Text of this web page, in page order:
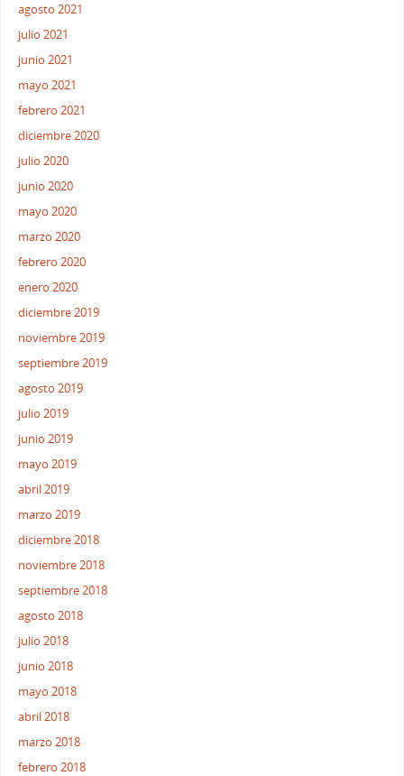
agosto 2021
julio 2021
junio 2021
mayo 2021
febrero 2021
diciembre 2020
julio 2020
junio 2020
mayo 2020
marzo 2020
febrero 2020
enero 2020
diciembre 2019
noviembre 2019
septiembre 2019
agosto 2019
julio 2019
junio 2019
mayo 2019
abril 2019
marzo 2019
diciembre 2018
noviembre 2018
septiembre 2018
agosto 2018
julio 2018
junio 2018
mayo 2018
abril 2018
marzo 2018
febrero 2018